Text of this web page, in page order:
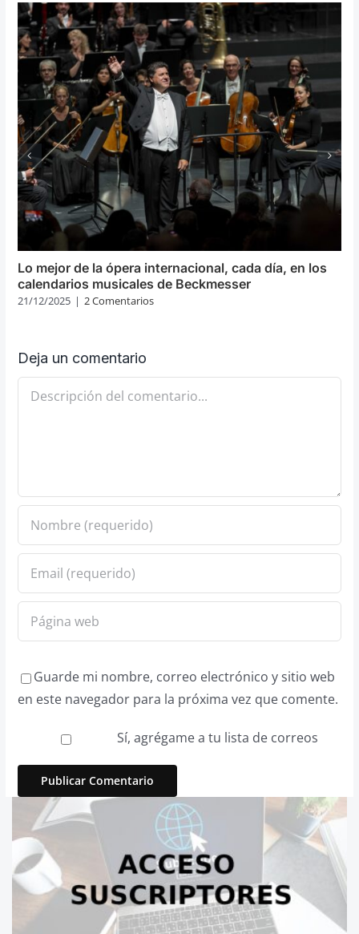
Lo mejor de la ópera internacional, cada día, en los
calendarios musicales de Beckmesser
21/12/2025 | 2 Comentarios
Deja un comentario
Comentario
Guarde mi nombre, correo electrónico y sitio web
en este navegador para la próxima vez que comente.
Sí, agrégame a tu lista de correos